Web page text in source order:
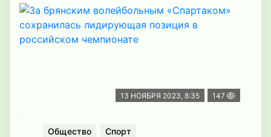
13 НОЯБРЯ 2023, 8:35 147
Общество Спорт